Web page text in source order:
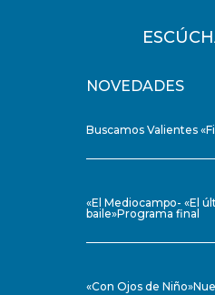
NOVEDADES
Buscamos Valientes
«El Mediocampo- «El
baile»Programa final
«Con Ojos de